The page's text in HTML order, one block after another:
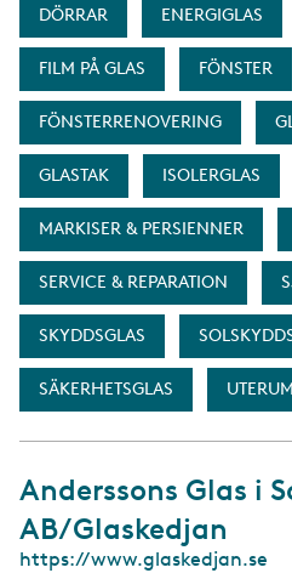
DÖRRAR ENERGIGLAS
FILM PÅ GLAS FÖNSTER
FÖNSTERRENOVERING
GLASTAK ISOLERGLAS
MARKISER & PERSIENNER
SERVICE & REPARATION
SKYDDSGLAS
SÄKERHETSGLAS UTERUM
Anderssons Glas i
AB/Glaskedjan
W
https://www.glaskedjan.se